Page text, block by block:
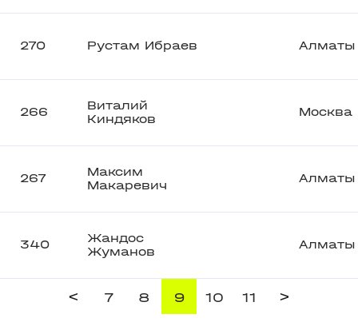
270 Рустам Ибраев Алматы
266
Виталий
Киндяков
Москва
267
Максим
Макаревич
Алматы
340
Жандос
Жуманов
Алматы
< 7 8 9 10 11 >